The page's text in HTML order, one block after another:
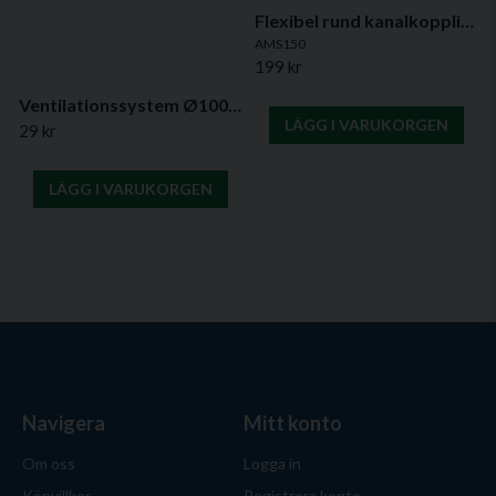
29 kr
LÄGG I VARUKORGEN
Flexibel rund kanalkoppling Ø150mm – 0,5 meter
AMS150
199 kr
LÄGG I VARUKORGEN
Navigera
Om oss
Mitt konto
Logga in